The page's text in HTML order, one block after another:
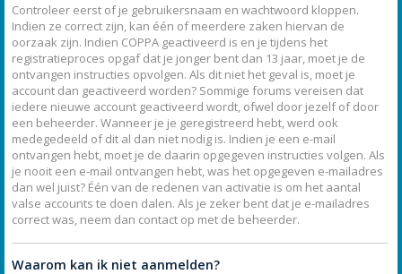
Controleer eerst of je gebruikersnaam en wachtwoord kloppen.
Indien ze correct zijn, kan één of meerdere zaken hiervan de
oorzaak zijn. Indien COPPA geactiveerd is en je tijdens het
registratieproces opgaf dat je jonger bent dan 13 jaar, moet je de
ontvangen instructies opvolgen. Als dit niet het geval is, moet je
account dan geactiveerd worden? Sommige forums vereisen dat
iedere nieuwe account geactiveerd wordt, ofwel door jezelf of door
een beheerder. Wanneer je je geregistreerd hebt, werd ook
medegedeeld of dit al dan niet nodig is. Indien je een e-mail
ontvangen hebt, moet je de daarin opgegeven instructies volgen. Als
je nooit een e-mail ontvangen hebt, was het opgegeven e-mailadres
dan wel juist? Één van de redenen van activatie is om het aantal
valse accounts te doen dalen. Als je zeker bent dat je e-mailadres
correct was, neem dan contact op met de beheerder.
Waarom kan ik niet aanmelden?